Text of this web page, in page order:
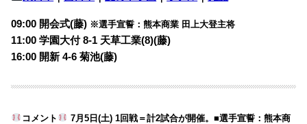
09:00 開会式(藤) ※選手宣誓：熊本商業 田上大登主将
11:00 学園大付 8-1 天草工業(8)(藤)
16:00 開新 4-6 菊池(藤)
コメント
7月5日(土) 1回戦＝計2試合が開催。■選手宣誓：熊本商